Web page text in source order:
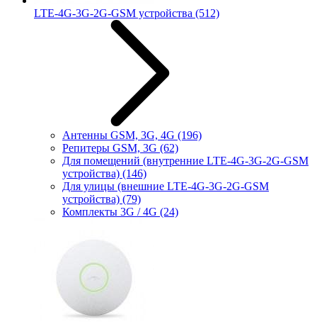
LTE-4G-3G-2G-GSM устройства (512)
Антенны GSM, 3G, 4G (196)
Репитеры GSM, 3G (62)
Для помещений (внутренние LTE-4G-3G-2G-GSM
устройства) (146)
Для улицы (внешние LTE-4G-3G-2G-GSM
устройства) (79)
Комплекты 3G / 4G (24)